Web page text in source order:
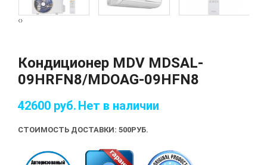
‹›
Кондиционер MDV MDSAL-
09HRFN8/MDOAG-09HFN8
42600 руб. Нет в наличии
СТОИМОСТЬ ДОСТАВКИ: 500РУБ.